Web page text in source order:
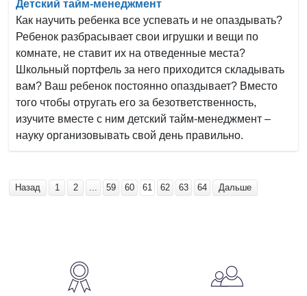
Детский тайм-менеджмент
Как научить ребенка все успевать и не опаздывать?
Ребенок разбрасывает свои игрушки и вещи по
комнате, не ставит их на отведенные места?
Школьный портфель за него приходится складывать
вам? Ваш ребенок постоянно опаздывает? Вместо
того чтобы отругать его за безответственность,
изучите вместе с ним детский тайм-менеджмент –
науку организовывать свой день правильно.
Назад 1 2 ... 59 60 61 62 63 64 Дальше